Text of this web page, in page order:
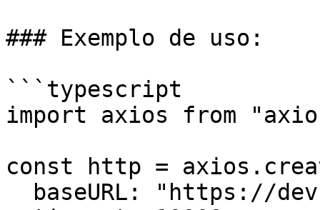
### Exemplo de uso:
```typescript
import axios from
const http =